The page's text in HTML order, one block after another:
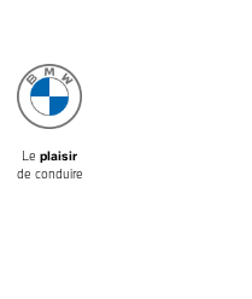
Le plaisir
de conduire